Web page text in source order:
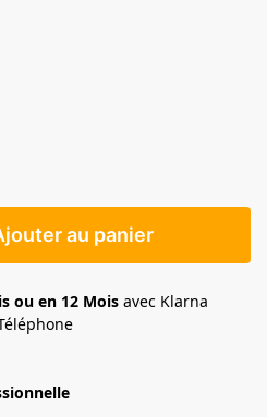
au panier
ou en 12 Mois avec Klarna